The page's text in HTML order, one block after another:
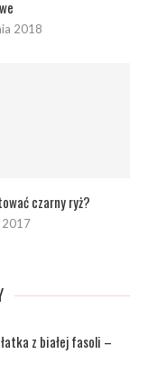
2018
czarny ryż?
2017
z białej fasoli –